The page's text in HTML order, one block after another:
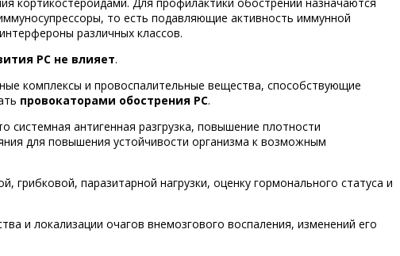
то есть подавляющие активность иммунной
различных классов.
РС не влияет.
комплексы и провоспалительные вещества, способствующие
провокаторами обострения РС.
антигенная разгрузка, повышение плотности
для повышения устойчивости организма к возможным
паразитарной нагрузки, оценку гормонального статуса и
и локализации очагов внемозгового воспаления, изменений его